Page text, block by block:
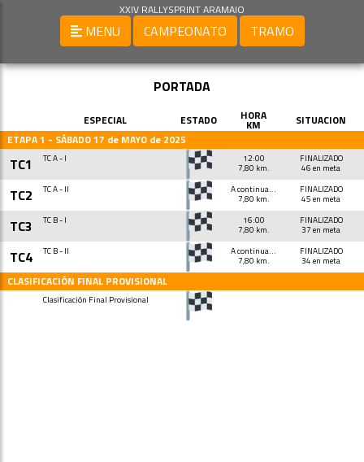
XXIV RALLYSPRINT ARAMAIO
MENU CAMPEONATO TRAMO
PORTADA
ESPECIAL ESTADO HORA
KM
SITUACION
ETAPA 1 - SÁBADO 17 de MAYO de 2025
TC1 TC A - I
12:00
7,80 km.
FINALIZADO
46 en meta
TC2 TC A - II
A continuación
7,80 km.
FINALIZADO
45 en meta
TC3 TC B - I
16:00
7,80 km.
FINALIZADO
37 en meta
TC4 TC B - II
A continuación
7,80 km.
FINALIZADO
34 en meta
CLASIFICACIÓN FINAL PROVISIONAL
Clasificación Final Provisional